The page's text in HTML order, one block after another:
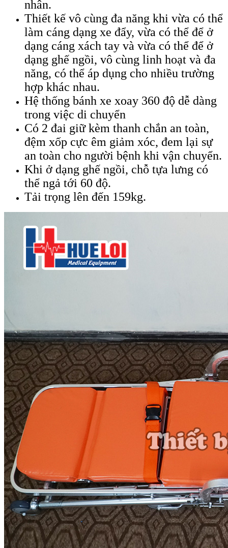
nhân.
Thiết kế vô cùng đa năng khi vừa có thể
làm cáng dạng xe đẩy, vừa có thể để ở
dạng cáng xách tay và vừa có thể để ở
dạng ghế ngồi, vô cùng linh hoạt và đa
năng, có thể áp dụng cho nhiều trường
hợp khác nhau.
Hệ thống bánh xe xoay 360 độ dễ dàng
trong việc di chuyển
Có 2 đai giữ kèm thanh chắn an toàn,
đệm xốp cực êm giảm xóc, đem lại sự
an toàn cho người bệnh khi vận chuyển.
Khi ở dạng ghế ngồi, chỗ tựa lưng có
thể ngả tới 60 độ.
Tải trọng lên đến 159kg.